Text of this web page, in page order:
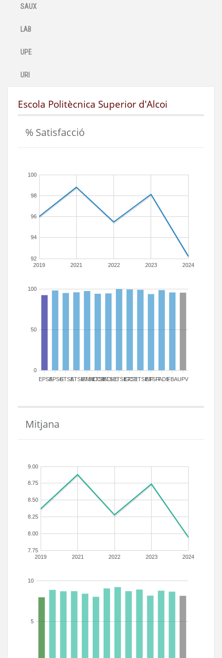
SAUX
LAB
UPE
URI
Escola Politècnica Superior d'Alcoi
% Satisfacció
2019 2021 2022 2023 2024
92
94
96
98
100
EPSAEPSGETSAETSIAMN
ETSICCP
ETSIADI
ETSIEETSIGCT
ETSIIETSINFETSITFADEFBAUPV
0
50
100
Mitjana
2019 2021 2022 2023 2024
7.75
8.00
8.25
8.50
8.75
9.00
5
10